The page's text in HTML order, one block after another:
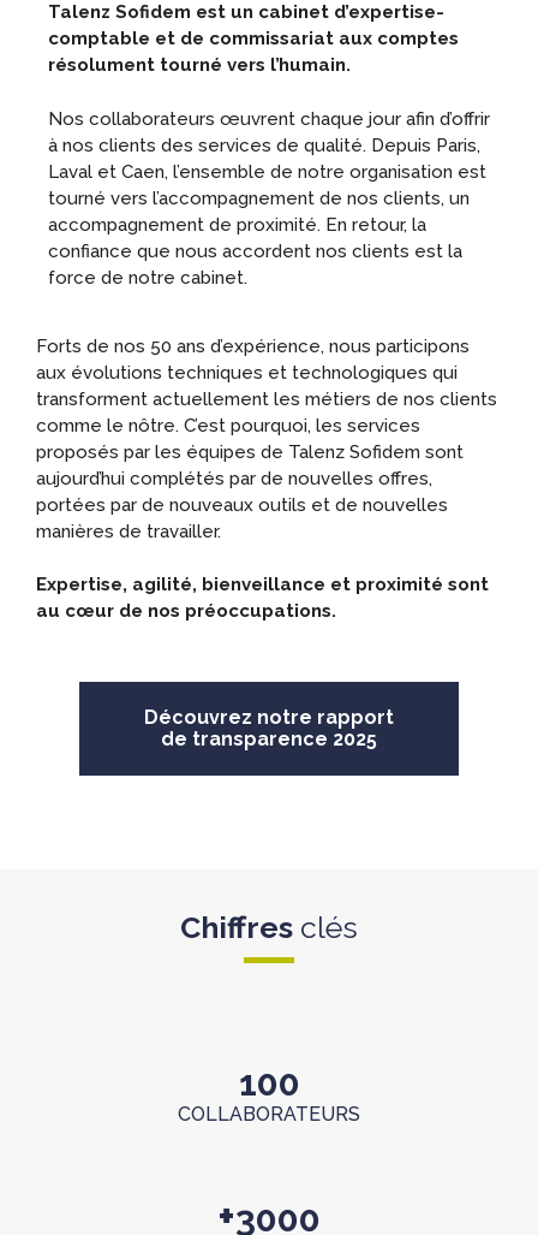
Talenz Sofidem est un cabinet d’expertise-
comptable et de commissariat aux comptes
résolument tourné vers l’humain.
Nos collaborateurs œuvrent chaque jour afin d’offrir
à nos clients des services de qualité. Depuis Paris,
Laval et Caen, l’ensemble de notre organisation est
tourné vers l’accompagnement de nos clients, un
accompagnement de proximité. En retour, la
confiance que nous accordent nos clients est la
force de notre cabinet.
Forts de nos 50 ans d’expérience, nous participons
aux évolutions techniques et technologiques qui
transforment actuellement les métiers de nos clients
comme le nôtre. C’est pourquoi, les services
proposés par les équipes de Talenz Sofidem sont
aujourd’hui complétés par de nouvelles offres,
portées par de nouveaux outils et de nouvelles
manières de travailler.
Expertise, agilité, bienveillance et proximité sont
au cœur de nos préoccupations.
Découvrez notre rapport
de transparence 2025
Chiffres clés
100
COLLABORATEURS
+3000